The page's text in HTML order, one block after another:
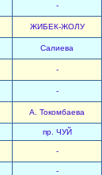
-
ЖИБЕК-ЖОЛУ
Салиева
-
-
А. Токомбаева
пр. ЧУЙ
-
-